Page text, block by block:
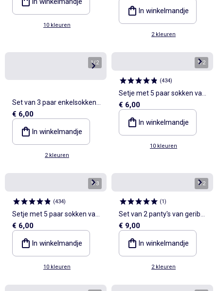
10 kleuren
In winkelmandje
2 kleuren
1/2
Set van 3 paar enkelsokken
met fantasieborduursel
€ 6,00
In winkelmandje
2 kleuren
1/2
(434)
Setje met 5 paar sokken van
stretchtricot
€ 6,00
In winkelmandje
10 kleuren
1/3
(434)
Setje met 5 paar sokken van
stretchtricot
€ 6,00
In winkelmandje
10 kleuren
1/2
(1)
Set van 2 panty's van geribde
tricot
€ 9,00
In winkelmandje
2 kleuren